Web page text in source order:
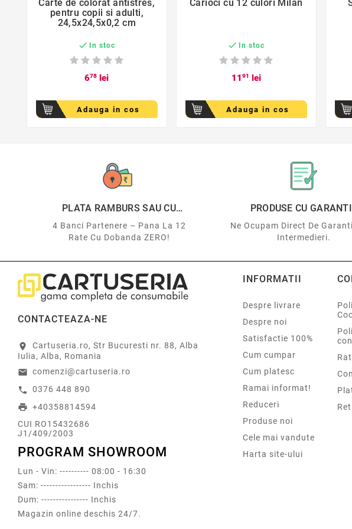
favorite_border
Carte de colorat antistres,
pentru copii si adulti,
24,5x24,5x0,2 cm
 In stoc
678 lei
Adauga in cos favorite_border
Carioci cu 12 culori Milan
 In stoc
1191 lei
Adauga in cos
PLATA RAMBURS SAU CU
4 Banci Partenere – Pana La 12
Rate Cu Dobanda ZERO!
PRODUSE CU
Ne Ocupam Direct De
Intermedieri.
CONTACTEAZA-NE
location_on
Cartuseria.ro, Str Bucuresti nr. 88, Alba
Iulia, Alba, Romania
email comenzi@cartuseria.ro
call 0376 448 890
print +40358814594
CUI RO15432686
J1/409/2003
PROGRAM SHOWROOM
Lun - Vin: ---------- 08:00 - 16:30
Sam: ----------------- Inchis
Dum: ---------------- Inchis
Magazin online deschis 24/7.
INFORMATII
Despre livrare
Despre noi
Satisfactie 100%
Cum cumpar
Cum platesc
Ramai informat!
Reduceri
Produse noi
Cele mai vandute
Harta site-ului